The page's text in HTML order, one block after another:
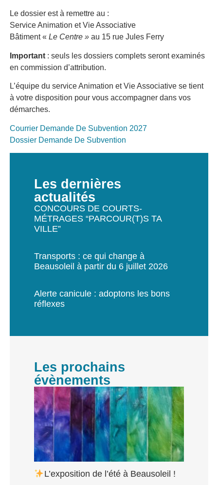
Le dossier est à remettre au :
Service Animation et Vie Associative
Bâtiment « Le Centre » au 15 rue Jules Ferry
Important : seuls les dossiers complets seront examinés
en commission d’attribution.
L’équipe du service Animation et Vie Associative se tient
à votre disposition pour vous accompagner dans vos
démarches.
Courrier Demande De Subvention 2027
Dossier Demande De Subvention
Les dernières
actualités
CONCOURS DE COURTS-
MÉTRAGES “PARCOUR(T)S TA
VILLE”
Transports : ce qui change à
Beausoleil à partir du 6 juillet 2026
Alerte canicule : adoptons les bons
réflexes
Les prochains
évènements
L’exposition de l’été à Beausoleil !